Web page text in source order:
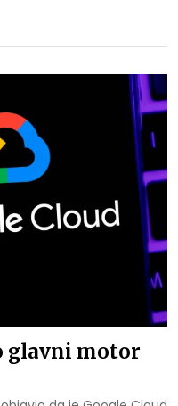
glavni motor